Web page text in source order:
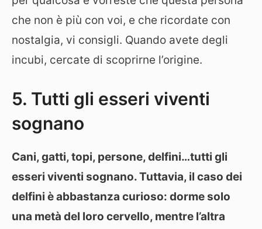
che non è più con voi, e che ricordate con
nostalgia, vi consigli. Quando avete degli
incubi, cercate di scoprirne l’origine.
5. Tutti gli esseri viventi
sognano
Cani, gatti, topi, persone, delfini…tutti gli
esseri viventi sognano. Tuttavia, il caso dei
delfini è abbastanza curioso: dorme solo
una metà del loro cervello, mentre l’altra